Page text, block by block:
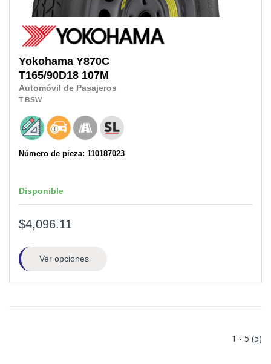
Yokohama Y870C
T165/90D18 107M
Automóvil de Pasajeros
T BSW
Número de pieza: 110187023
Disponible
$4,096.11
Ver opciones
1 - 5 (5)